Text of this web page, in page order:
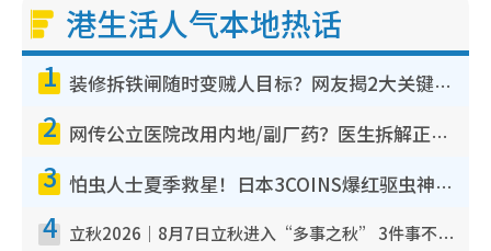
港生活人气本地热话
1 装修拆铁闸随时变贼人目标？网友揭2大关键用途：装新款等于白装？附新旧铁闸分别
2 网传公立医院改用内地/副厂药？医生拆解正副厂分别，揭4类人换药随时出事
3 怕虫人士夏季救星！日本3COINS爆红驱虫神器$45起 1招“全程免触碰”轻松搞定小强
4 立秋2026｜8月7日立秋进入“多事之秋” 3件事不可做！专家教6招开运 清杂物／钱包纳气接好运